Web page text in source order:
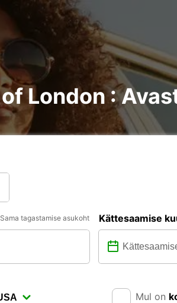
London :
Sama tagastamise asukoht Kättesaamise
Mul on